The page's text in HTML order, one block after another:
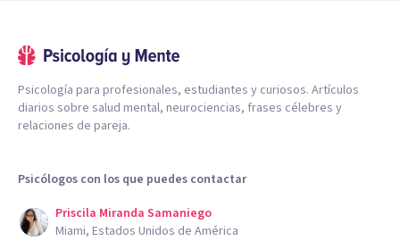
Psicología para profesionales, estudiantes y curiosos. Artículos
diarios sobre salud mental, neurociencias, frases célebres y
relaciones de pareja.
Psicólogos con los que puedes contactar
Priscila Miranda Samaniego
Miami, Estados Unidos de América